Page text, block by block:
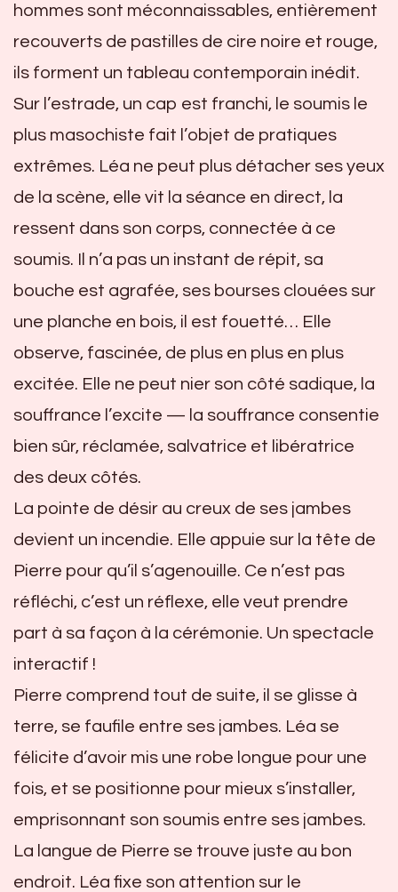
hommes sont méconnaissables, entièrement
recouverts de pastilles de cire noire et rouge,
ils forment un tableau contemporain inédit.
Sur l’estrade, un cap est franchi, le soumis le
plus masochiste fait l’objet de pratiques
extrêmes. Léa ne peut plus détacher ses yeux
de la scène, elle vit la séance en direct, la
ressent dans son corps, connectée à ce
soumis. Il n’a pas un instant de répit, sa
bouche est agrafée, ses bourses clouées sur
une planche en bois, il est fouetté… Elle
observe, fascinée, de plus en plus en plus
excitée. Elle ne peut nier son côté sadique, la
souffrance l’excite — la souffrance consentie
bien sûr, réclamée, salvatrice et libératrice
des deux côtés.
La pointe de désir au creux de ses jambes
devient un incendie. Elle appuie sur la tête de
Pierre pour qu’il s’agenouille. Ce n’est pas
réfléchi, c’est un réflexe, elle veut prendre
part à sa façon à la cérémonie. Un spectacle
interactif !
Pierre comprend tout de suite, il se glisse à
terre, se faufile entre ses jambes. Léa se
félicite d’avoir mis une robe longue pour une
fois, et se positionne pour mieux s’installer,
emprisonnant son soumis entre ses jambes.
La langue de Pierre se trouve juste au bon
endroit. Léa fixe son attention sur le